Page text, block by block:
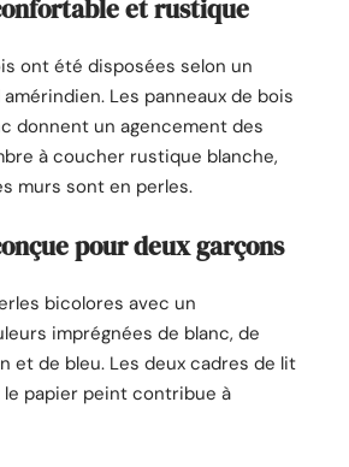
et rustique
ont été disposées selon un
Les panneaux de bois
donnent un agencement des
à coucher rustique blanche,
murs sont en perles.
pour deux garçons
bicolores avec un
imprégnées de blanc, de
et de bleu. Les deux cadres de lit
papier peint contribue à